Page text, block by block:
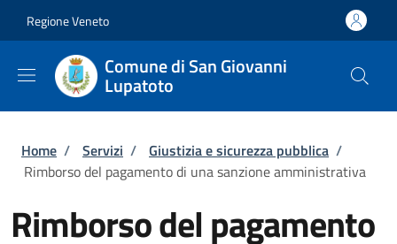
Regione Veneto
Comune di San Giovanni
Lupatoto
Briciole di pane
Home / Servizi / Giustizia e sicurezza pubblica /
Rimborso del pagamento di una sanzione amministrativa
Rimborso del pagamento